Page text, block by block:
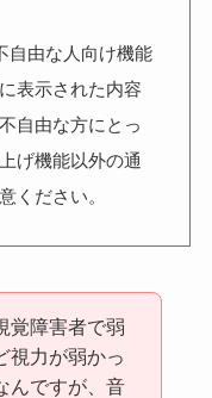
自由な人向け機能
表示された内容
自由な方にとっ
げ機能以外の通
ください。
覚障害者で弱
視力が弱かっ
んですが、音